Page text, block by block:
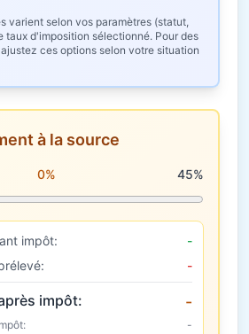
varient selon vos paramètres (statut,
taux d'imposition sélectionné. Pour des
ces options selon votre situation
à la source
à la source
0% 45%
impôt:
-
-
impôt: -
-